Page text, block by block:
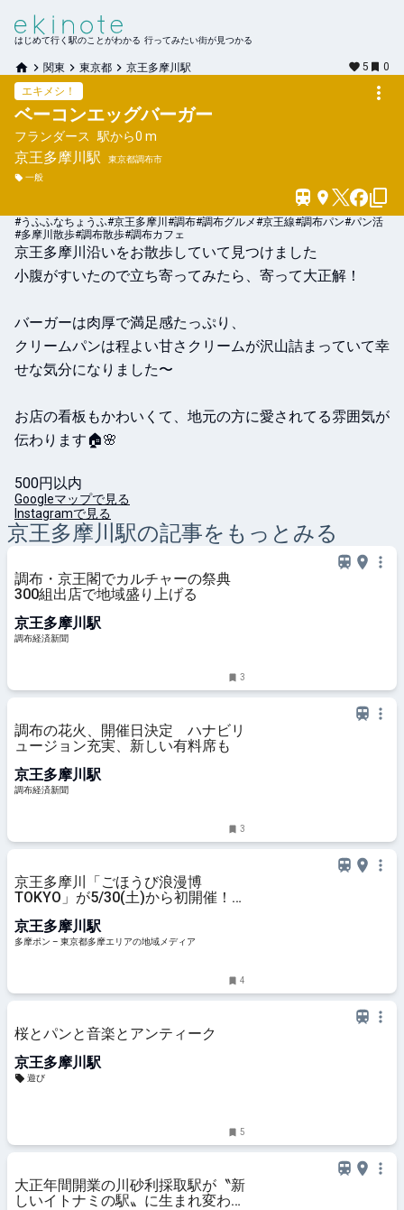
はじめて行く駅のことがわかる 行ってみたい街が見つかる
関東 東京都 京王多摩川駅 5
0
エキメシ！
ベーコンエッグバーガー
フランダース 駅から0 m
京王多摩川駅
東京都調布市
一般
#うふふなちょうふ#京王多摩川 #調布#調布グルメ#京王線#調布パン#パン活
#多摩川散歩#調布散歩#調布カフェ
京王多摩川沿いをお散歩していて見つけました
小腹がすいたので立ち寄ってみたら、寄って大正解！
バーガーは肉厚で満足感たっぷり、
クリームパンは程よい甘さクリームが沢山詰まっていて幸
せな気分になりました〜
お店の看板もかわいくて、地元の方に愛されてる雰囲気が
伝わります🏠🌸
500円以内
Googleマップで見る
Instagramで見る
京王多摩川駅の記事をもっとみる
調布・京王閣でカルチャーの祭典
300組出店で地域盛り上げる
京王多摩川駅
調布経済新聞
3
調布の花火、開催日決定 ハナビリ
ュージョン充実、新しい有料席も
京王多摩川駅
調布経済新聞
3
京王多摩川「ごほうび浪漫博
TOKYO」が5/30(土)から初開催！
ポン
京王多摩川駅
多摩ポン – 東京都多摩エリアの地域メディア
4
桜とパンと音楽とアンティーク
京王多摩川駅
遊び
5
大正年間開業の川砂利採取駅が〝新
しいイトナミの駅〟に生まれ変わ